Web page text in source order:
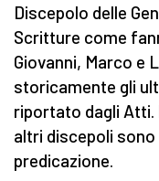
Discepolo delle
Scritture come
Giovanni, Marco e
storicamente gli
riportato dagli Atti.
altri discepoli
predicazione.